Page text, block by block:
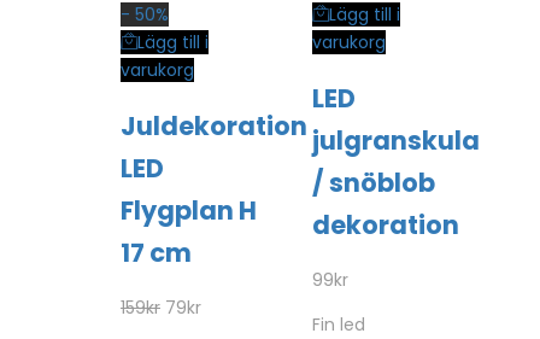
- 50%
Lägg till i
varukorg
Juldekoration
LED
Flygplan H
17 cm
159kr Det
79krDet
Lägg till i
varukorg
LED
julgranskula
/ snöblob
dekoration
99kr
Fin led